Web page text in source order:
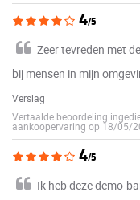
4/5
Zeer tevreden met
bij mensen in mijn
Verslag
Vertaalde beoordeling
aankoopervaring op 18/05/
4/5
Ik heb deze demo-